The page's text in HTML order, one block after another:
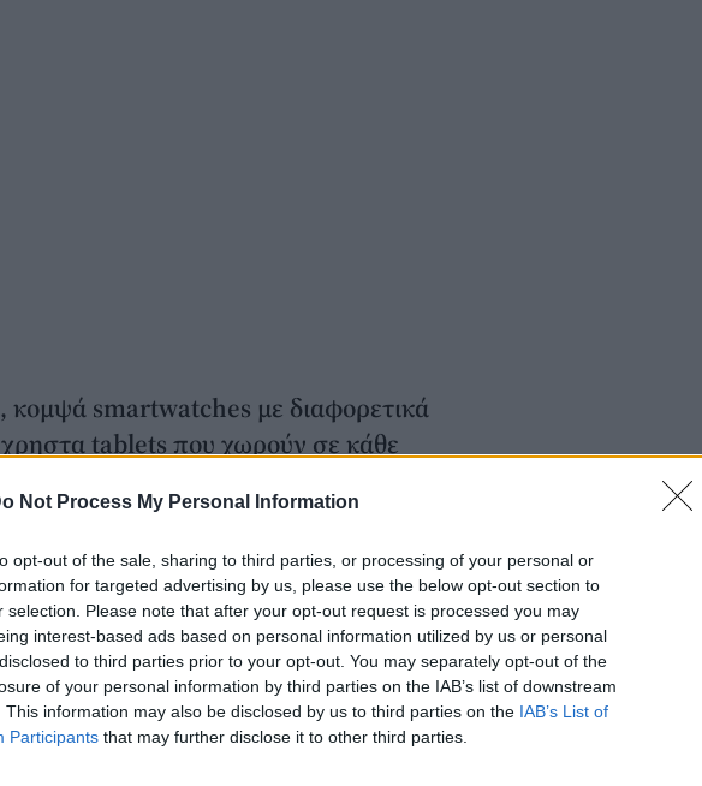
Not Process My Personal Information
opt-out of the sale, sharing to third parties, or processing of your personal or
for targeted advertising by us, please use the below opt-out section to
selection. Please note that after your opt-out request is processed you may
interest-based ads based on personal information utilized by us or personal
to third parties prior to your opt-out. You may separately opt-out of the
of your personal information by third parties on the IAB’s list of downstream
This information may also be disclosed by us to third parties on the IAB’s List of
Participants that may further disclose it to other third parties.
κομψά smartwatches με διαφορετικά
tablets που χωρούν σε κάθε
γίνουν το ομορφότερο δώρο για τη
την καθημερινότητά της με